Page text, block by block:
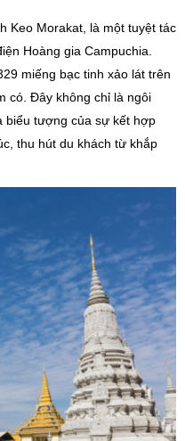
Keo Morakat, là một tuyệt tác
Hoàng gia Campuchia.
miếng bạc tinh xảo lát trên
có. Đây không chỉ là ngôi
biểu tượng của sự kết hợp
thu hút du khách từ khắp